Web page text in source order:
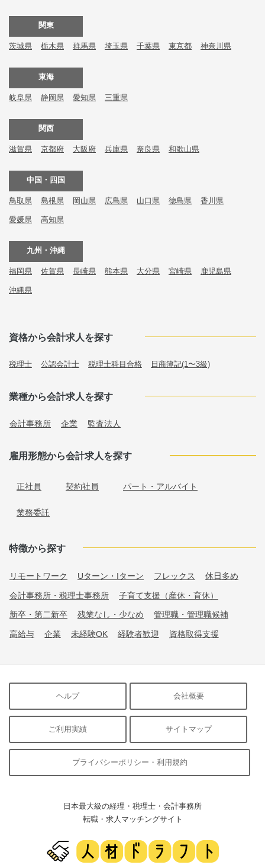
関東
茨城県 栃木県 群馬県 埼玉県 千葉県 東京都 神奈川県
東海
岐阜県 静岡県 愛知県 三重県
関西
滋賀県 京都府 大阪府 兵庫県 奈良県 和歌山県
中国・四国
鳥取県 島根県 岡山県 広島県 山口県 徳島県 香川県
愛媛県 高知県
九州・沖縄
福岡県 佐賀県 長崎県 熊本県 大分県 宮崎県 鹿児島県
沖縄県
資格から会計求人を探す
税理士 公認会計士 税理士科目合格 日商簿記(1〜3級)
業種から会計求人を探す
会計事務所 企業 監査法人
雇用形態から会計求人を探す
正社員 契約社員 パート・アルバイト
業務委託
特徴から探す
リモートワーク Uターン・Iターン フレックス 休日多め
会計事務所・税理士事務所 子育て支援（産休・育休）
新卒・第二新卒 残業なし・少なめ 管理職・管理職候補
高給与 企業 未経験OK 経験者歓迎 資格取得支援
ヘルプ 会社概要
ご利用実績 サイトマップ
プライバシーポリシー・利用規約
日本最大級の経理・税理士・会計事務所
転職・求人マッチングサイト